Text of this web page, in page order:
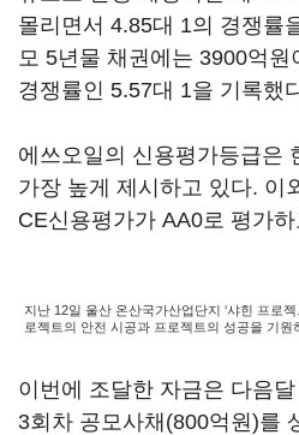
몰리면서 4.85대 1의 경쟁률
모 5년물 채권에는 3900억
경쟁률인 5.57대 1을 기록했
에쓰오일의 신용평가등급은
가장 높게 제시하고 있다. 이
CE신용평가가 AA0로 평가
지난 12일 울산 온산국가산업단지 ‘샤힌 프로
로젝트의 안전 시공과 프로젝트의 성공을 기
이번에 조달한 자금은 다음
3회차 공모사채(800억원)를